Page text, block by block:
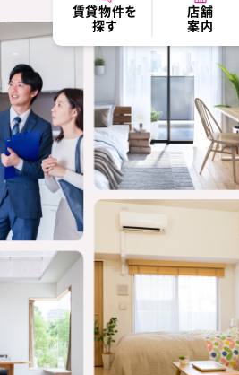
賃貸物件を
探す
店舗
案内